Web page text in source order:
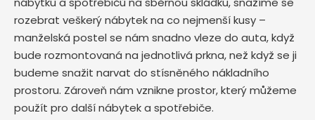
rozebrat veškerý nábytek na co nejmenší kusy –
manželská postel se nám snadno vleze do auta, když
bude rozmontovaná na jednotlivá prkna, než když se ji
budeme snažit narvat do stísněného nákladního
prostoru. Zároveň nám vznikne prostor, který můžeme
použít pro další nábytek a spotřebiče.